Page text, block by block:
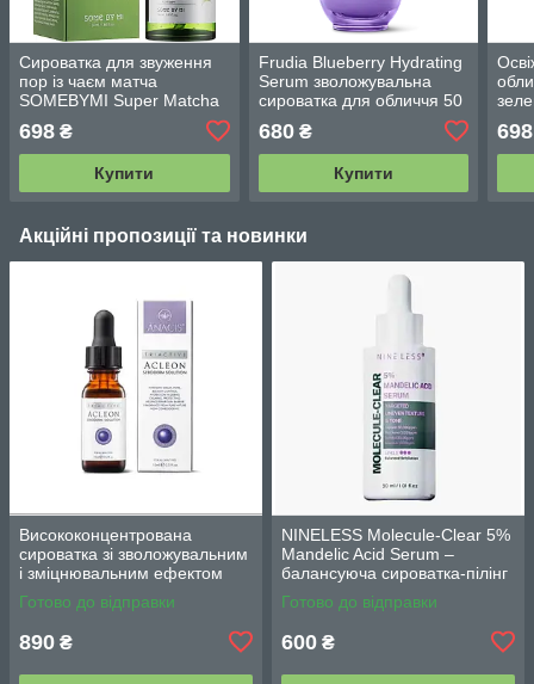
Сироватка для звуження
пор із чаєм матча
SOMEBYMI Super Matcha
Pore Tightening Serum 50
мл
698 ₴
Купити
Frudia Blueberry Hydrating
Serum зволожувальна
сироватка для обличчя 50
680₴
Купити
50ml
698
Акційні пропозиції та новинки
Висококонцентрована
сироватка зі зволожувальним
і зміцнювальним ефектом
Acleon Seboderm Solution
Serum 15 мл
Готово до відправки
890 ₴
NINELESS Molecule-Clear 5%
Mandelic Acid Serum –
балансуюча сироватка-пілінг
з мигдалевою кислотою 5%
(30мл)
Готово до відправки
600 ₴